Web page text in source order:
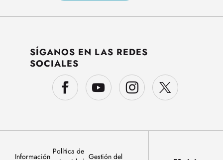
SÍGANOS EN LAS REDES
SOCIALES
Información
Política de
Gestión del